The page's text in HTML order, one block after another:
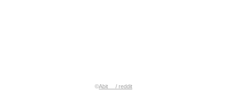
©Abit__ / reddit